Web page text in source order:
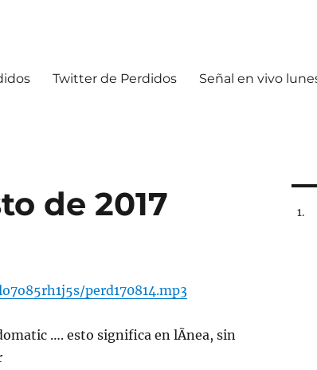
Twitter de Perdidos Señal en vivo
de 2017
perd170814.mp3
…. esto significa en lÃ­nea, sin